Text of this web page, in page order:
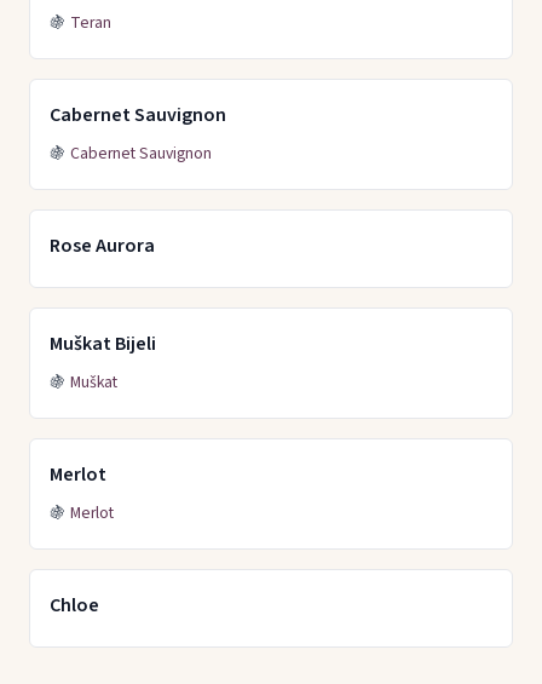
🍇 Teran
Cabernet Sauvignon
🍇 Cabernet Sauvignon
Rose Aurora
Muškat Bijeli
🍇 Muškat
Merlot
🍇 Merlot
Chloe